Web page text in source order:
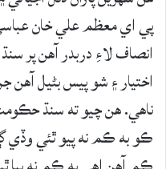
پي اي معظم علي خان
انصاف لاءِ دربدر آهن پر
اختيار ۽ شو پيس بڻيل
ناهي. هن چيو ته سنڌ
ڪو به ڪم نه پيو ٿئي وڏي